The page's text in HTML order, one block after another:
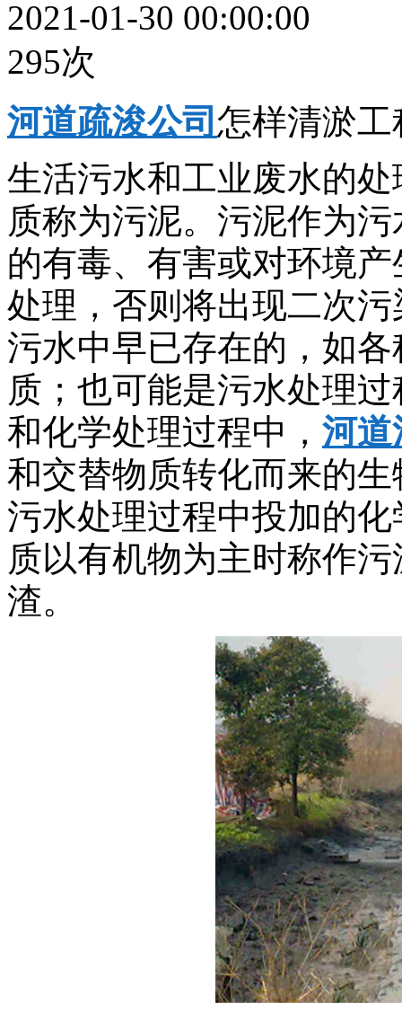
2021-01-30 00:00:00
295次
河道疏浚公司 怎样清淤工
生活污水和工业废水的
质称为污泥。污泥作为
的有毒、有害或对环境
处理，否则将出现二次
污水中早已存在的，如
质；也可能是污水处理
和化学处理过程中， 河道
和交替物质转化而来的
污水处理过程中投加的
质以有机物为主时称作
渣。